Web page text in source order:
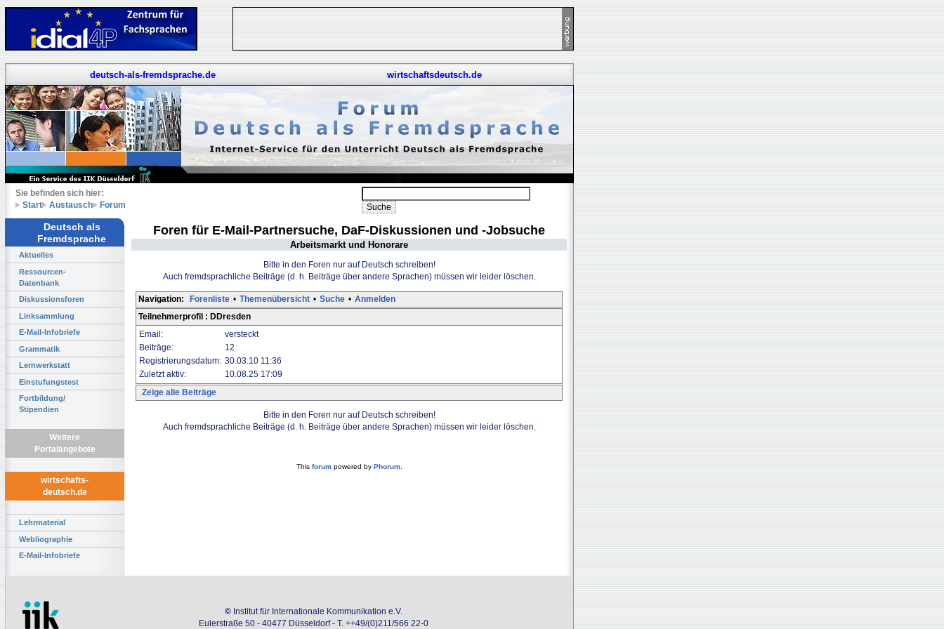
deutsch-als-fremdsprache.de wirtschaftsdeutsch.de
Sie befinden sich hier:
Start
Austausch Forum
Deutsch als
Fremdsprache
Aktuelles
Ressourcen-
Datenbank
Diskussionsforen
Linksammlung
E-Mail-Infobriefe
Grammatik
Lernwerkstatt
Einstufungstest
Fortbildung/
Stipendien
Weitere
Portalangebote
wirtschafts-
deutsch.de
Lehrmaterial
Webliographie
E-Mail-Infobriefe
Foren für E-Mail-Partnersuche, DaF-Diskussionen und -Jobsuche
Arbeitsmarkt und Honorare
Bitte in den Foren nur auf Deutsch schreiben!
Auch fremdsprachliche Beiträge (d. h. Beiträge über andere Sprachen) müssen wir leider löschen.
Navigation: Forenliste • Themenübersicht • Suche • Anmelden
Teilnehmerprofil : DDresden
Email:
versteckt
Beiträge:
12
Registrierungsdatum: 30.03.10 11:36
Zuletzt aktiv:
10.08.25 17:09
Zeige alle Beiträge
Bitte in den Foren nur auf Deutsch schreiben!
Auch fremdsprachliche Beiträge (d. h. Beiträge über andere Sprachen) müssen wir leider löschen.
This forumpowered by Phorum.
© Institut für Internationale Kommunikation e.V.
Eulerstraße 50 - 40477 Düsseldorf - T. ++49/(0)211/566 22-0